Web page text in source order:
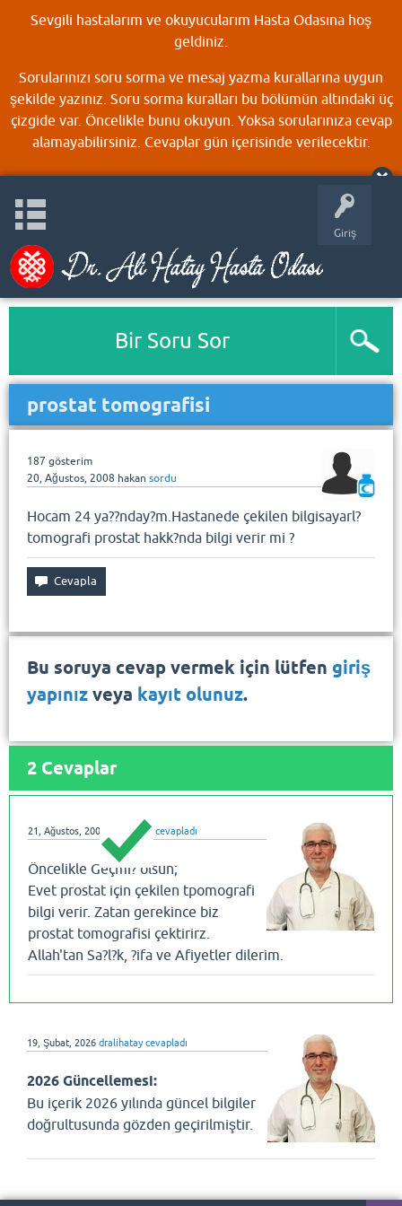
Sevgili hastalarım ve okuyucularım Hasta Odasına hoş
geldiniz.
Sorularınızı soru sorma ve mesaj yazma kurallarına uygun
şekilde yazınız. Soru sorma kuralları bu bölümün altındaki üç
çizgide var. Öncelikle bunu okuyun. Yoksa sorularınıza cevap
alamayabilirsiniz. Cevaplar gün içerisinde verilecektir.
Giriş
Bir Soru Sor
prostat tomografisi
187 gösterim
20, Ağustos, 2008 hakan sordu
Hocam 24 ya??nday?m.Hastanede çekilen bilgisayarl?
tomografi prostat hakk?nda bilgi verir mi ?
Bu soruya cevap vermek için lütfen giriş
yapınız veya kayıt olunuz.
2 Cevaplar
21, Ağustos, 2008 dralihatay cevapladı
Öncelikle Geçmi? olsun;
Evet prostat için çekilen tpomografi
bilgi verir. Zatan gerekince biz
prostat tomografisi çektirirz.
Allah'tan Sa?l?k, ?ifa ve Afiyetler dilerim.
19, Şubat, 2026 dralihatay cevapladı
2026 Güncellemesi:
Bu içerik 2026 yılında güncel bilgiler
doğrultusunda gözden geçirilmiştir.